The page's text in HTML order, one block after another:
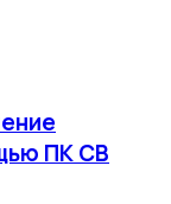
ПК СВ